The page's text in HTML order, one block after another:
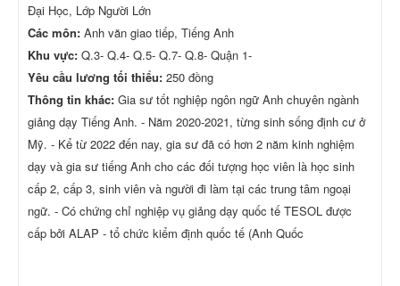
Đại Học, Lớp Người Lớn
Các môn: Anh văn giao tiếp, Tiếng Anh
Khu vực: Q.3- Q.4- Q.5- Q.7- Q.8- Quận 1-
Yêu cầu lương tối thiểu: 250 đồng
Thông tin khác: Gia sư tốt nghiệp ngôn ngữ Anh chuyên ngành
giảng dạy Tiếng Anh. - Năm 2020-2021, từng sinh sống định cư ở
Mỹ. - Kể từ 2022 đến nay, gia sư đã có hơn 2 năm kinh nghiệm
dạy và gia sư tiếng Anh cho các đối tượng học viên là học sinh
cấp 2, cấp 3, sinh viên và người đi làm tại các trung tâm ngoại
ngữ. - Có chứng chỉ nghiệp vụ giảng dạy quốc tế TESOL được
cấp bởi ALAP - tổ chức kiểm định quốc tế (Anh Quốc